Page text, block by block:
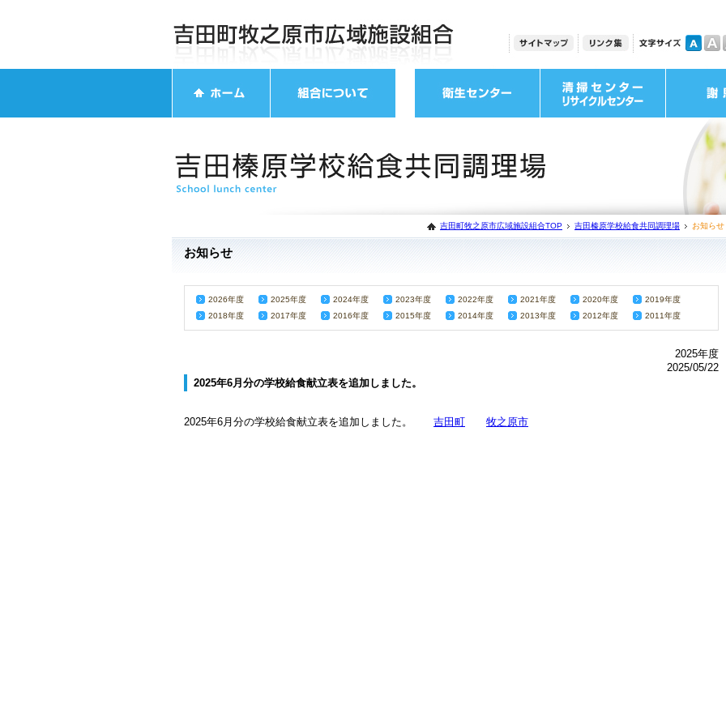
吉田町牧之原市広域施設組合TOP 吉田榛原学校給食共同調理場 お知らせ
お知らせ
2026年度 2025年度 2024年度 2023年度 2022年度 2021年度 2020年度
2019年度
2018年度
2017年度 2016年度 2015年度 2014年度 2013年度 2012年度 2011年度
2025年度
2025/05/22
2025年6月分の学校給食献立表を追加しました。
2025年6 月分の学校給食献立表を追加しました。 吉田町 牧之原市